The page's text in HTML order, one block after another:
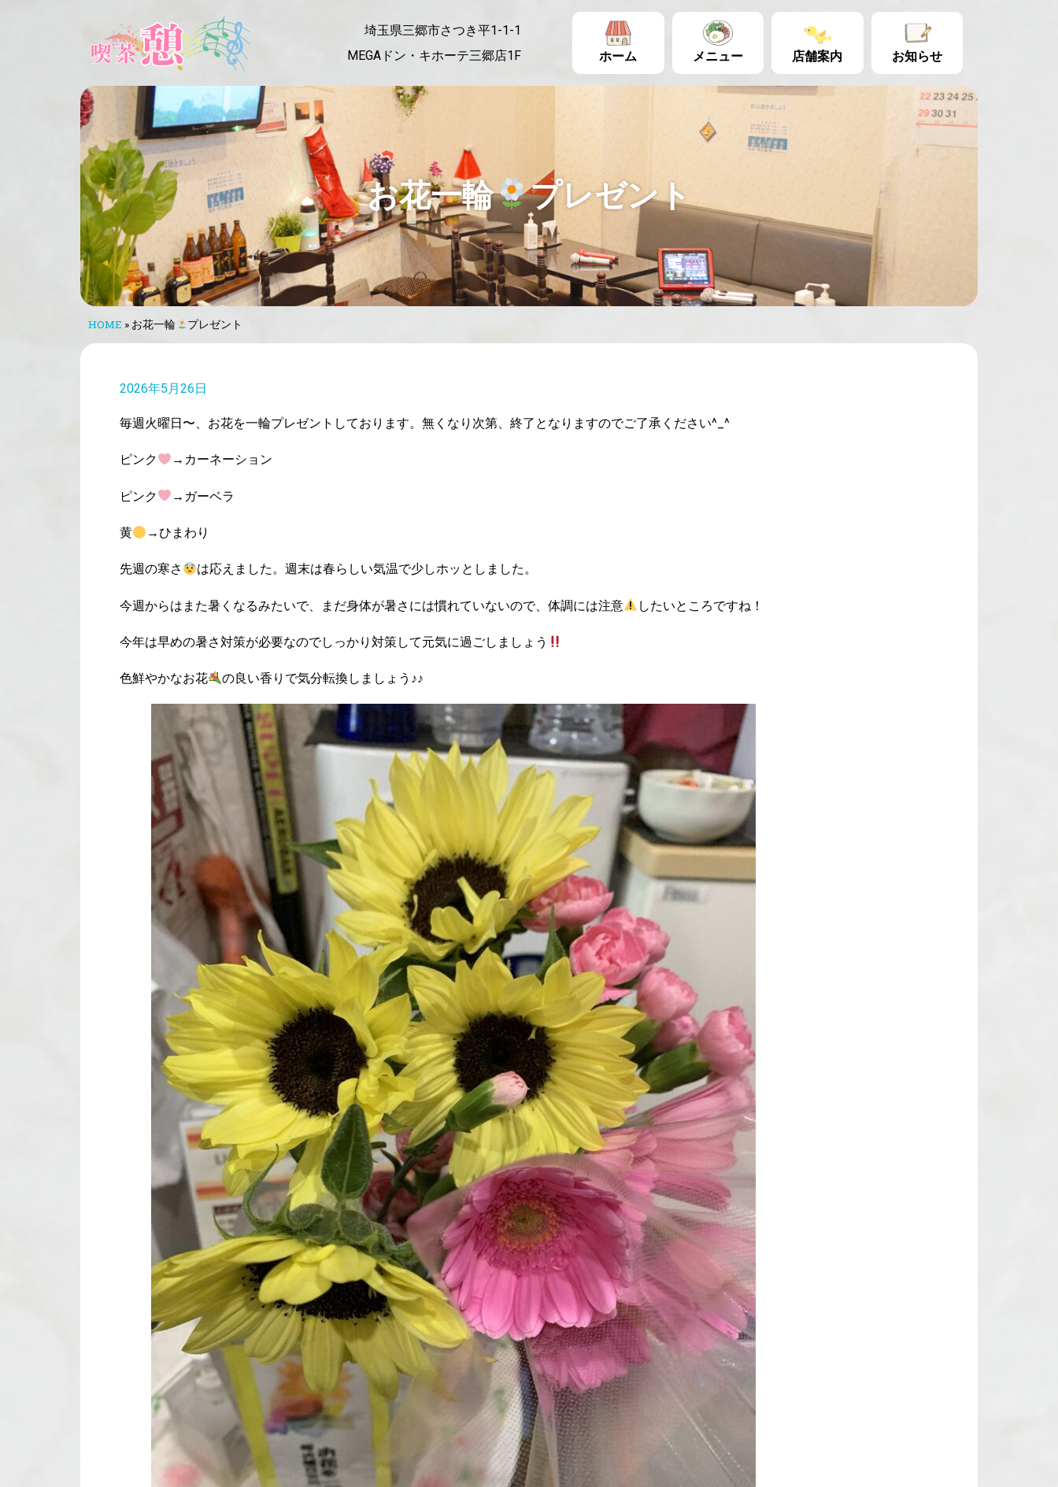
埼玉県三郷市さつき平1-1-1
MEGAドン・キホーテ三郷店1F
ホーム メニュー 店舗案内 お知らせ
お花一輪 プレゼント
HOME » お花一輪 プレゼント
2026年5月26日
毎週火曜日〜、お花を一輪プレゼントしております。無くなり次第、終了となりますのでご了承ください^_^
ピンク →カーネーション
ピンク →ガーベラ
黄 →ひまわり
先週の寒さ は応えました。週末は春らしい気温で少しホッとしました。
今週からはまた暑くなるみたいで、まだ身体が暑さには慣れていないので、体調には注意 したいところですね！
今年は早めの暑さ対策が必要なのでしっかり対策して元気に過ごしましょう
色鮮やかなお花 の良い香りで気分転換しましょう♪♪